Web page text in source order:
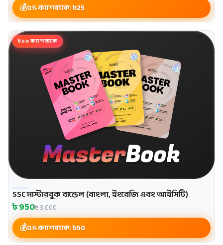
৫% ক্যাশব্যাক: ৳25
৳50 ক্যাশব্যাক
SSC মাস্টারবুক বান্ডেল (বাংলা, ইংরেজি এবং আইসিটি)
৳950৳3,000
৫% ক্যাশব্যাক: ৳50